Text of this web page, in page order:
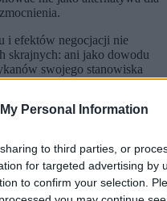
Personal Information
to third parties, or
for targeted advertising by
to confirm your selection.
i efektów negocjacji nie
skrajnych: ani jako dowodu
swojego stanowiska
Iranu nad USA. Ich przebieg
zamknięciu pewnego –
pozycji wyjściowej
jedynie i aż platformą dla
mającą na celu